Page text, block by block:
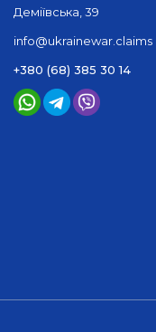
Деміївська, 39
info@ukrainewar.claims
+380 (68) 385 30 14